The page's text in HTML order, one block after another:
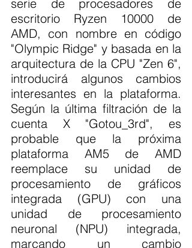
serie de procesadores de
escritorio Ryzen 10000 de
AMD, con nombre en código
"Olympic Ridge" y basada en la
arquitectura de la CPU "Zen 6",
introducirá algunos cambios
interesantes en la plataforma.
Según la última filtración de la
cuenta X "Gotou_3rd", es
probable que la próxima
plataforma AM5 de AMD
reemplace su unidad de
procesamiento de gráficos
integrada (GPU) con una
unidad de procesamiento
neuronal (NPU) integrada,
marcando un cambio